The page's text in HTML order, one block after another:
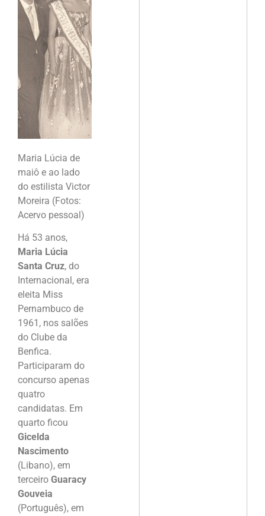
Maria Lúcia de
maiô e ao lado
do estilista Victor
Moreira (Fotos:
Acervo pessoal)
Há 53 anos,
Maria Lúcia
Santa Cruz, do
Internacional, era
eleita Miss
Pernambuco de
1961, nos salões
do Clube da
Benfica.
Participaram do
concurso apenas
quatro
candidatas. Em
quarto ficou
Gicelda
Nascimento
(Libano), em
terceiro Guaracy
Gouveia
(Português), em